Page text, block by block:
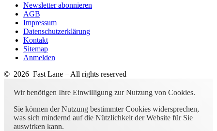
Newsletter abonnieren
AGB
Impressum
Datenschutzerklärung
Kontakt
Sitemap
Anmelden
© 2026 Fast Lane – All rights reserved
Wir benötigen Ihre Einwilligung zur Nutzung von Cookies.
Sie können der Nutzung bestimmter Cookies widersprechen,
was sich mindernd auf die Nützlichkeit der Website für Sie
auswirken kann.